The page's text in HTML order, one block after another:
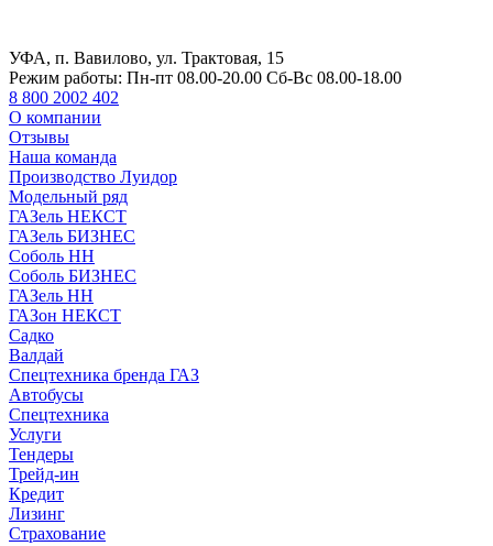
УФА, п. Вавилово, ул. Трактовая, 15
Режим работы: Пн-пт 08.00-20.00 Сб-Вс 08.00-18.00
8 800 2002 402
О компании
Отзывы
Наша команда
Производство Луидор
Модельный ряд
ГАЗель НЕКСТ
ГАЗель БИЗНЕС
Соболь НН
Соболь БИЗНЕС
ГАЗель НН
ГАЗон НЕКСТ
Садко
Валдай
Спецтехника бренда ГАЗ
Автобусы
Спецтехника
Услуги
Тендеры
Трейд-ин
Кредит
Лизинг
Страхование